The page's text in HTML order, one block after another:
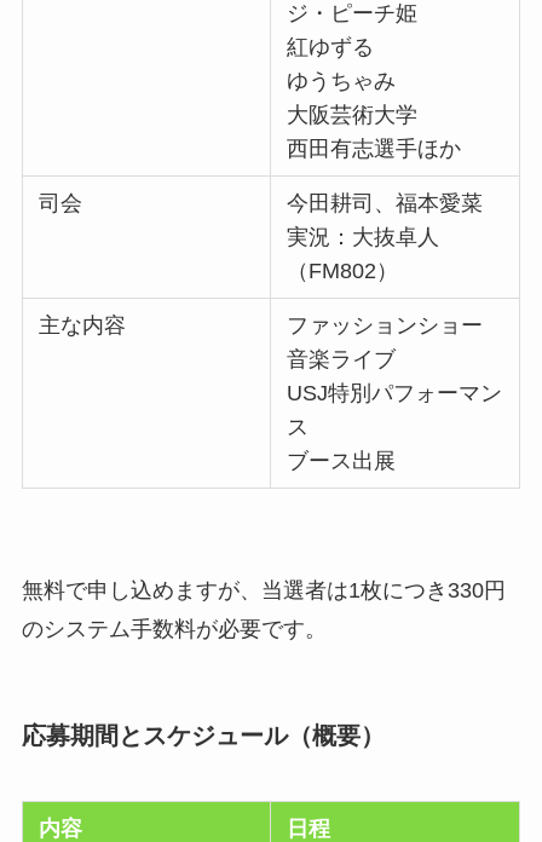
ジ・ピーチ姫
紅ゆずる
ゆうちゃみ
大阪芸術大学
西田有志選手ほか
司会
今田耕司、福本愛菜
実況：大抜卓人
（FM802）
主な内容
ファッションショー
音楽ライブ
USJ特別パフォーマン
ス
ブース出展
無料で申し込めますが、当選者は1枚につき330円
のシステム手数料が必要です。
応募期間とスケジュール（概要）
内容 日程